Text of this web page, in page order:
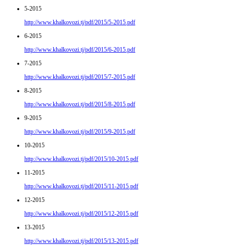
5-2015
http://www.khalkovozi.tj/pdf/2015/5-2015.pdf
6-2015
http://www.khalkovozi.tj/pdf/2015/6-2015.pdf
7-2015
http://www.khalkovozi.tj/pdf/2015/7-2015.pdf
8-2015
http://www.khalkovozi.tj/pdf/2015/8-2015.pdf
9-2015
http://www.khalkovozi.tj/pdf/2015/9-2015.pdf
10-2015
http://www.khalkovozi.tj/pdf/2015/10-2015.pdf
11-2015
http://www.khalkovozi.tj/pdf/2015/11-2015.pdf
12-2015
http://www.khalkovozi.tj/pdf/2015/12-2015.pdf
13-2015
http://www.khalkovozi.tj/pdf/2015/13-2015.pdf